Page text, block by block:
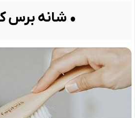
• شانه برس